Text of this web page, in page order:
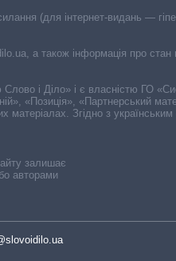
залишає
авторами
(для інтернет-видань —
а також інформація про
і Діло» і є власністю ГО
«Позиція», «Партнерський
Згідно з